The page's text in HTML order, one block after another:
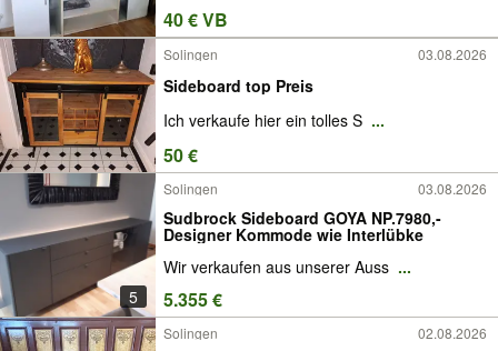
40 € VB
Solingen 03.08.2026
Sideboard top Preis
Ich verkaufe hier ein tolles S ...
50 €
5
Solingen 03.08.2026
Sudbrock Sideboard GOYA NP.7980,-
Designer Kommode wie Interlübke
Wir verkaufen aus unserer Auss ...
5.355 €
Solingen 02.08.2026